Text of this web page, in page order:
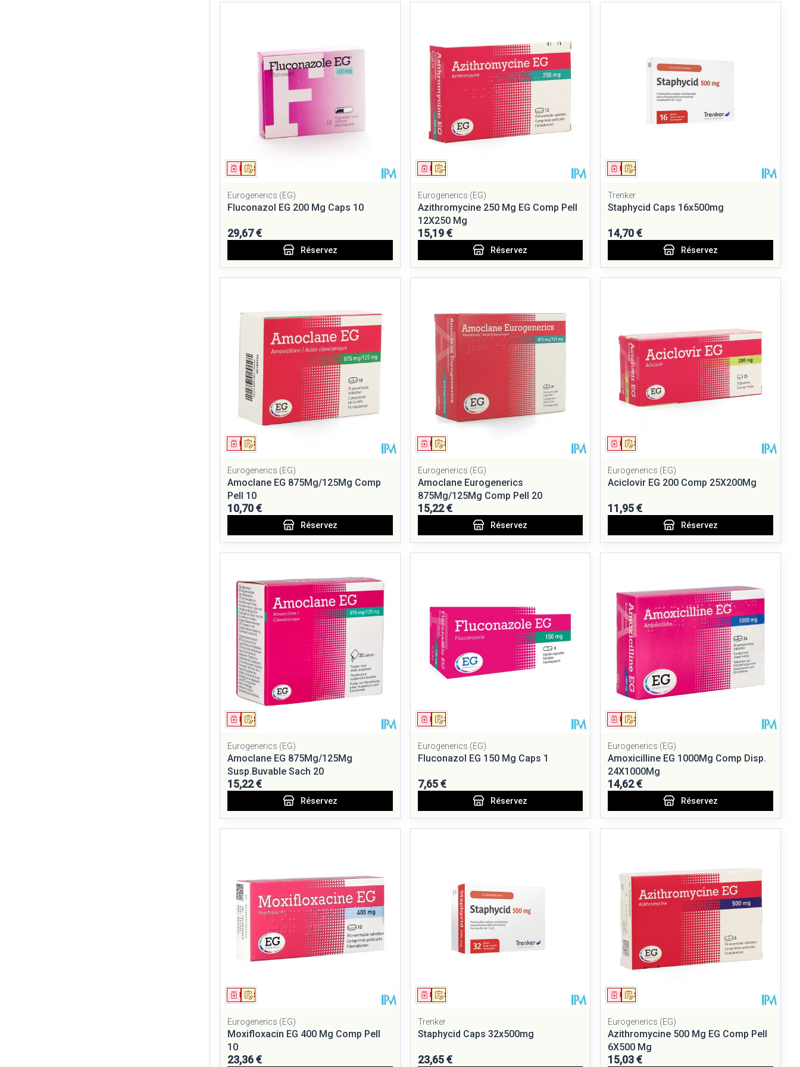
Sur prescription
Médicament
Eurogenerics (EG)
Fluconazol EG 200 Mg Caps 10
29,67 €
Réservez
Sur prescription
Médicament
Eurogenerics (EG)
Azithromycine 250 Mg EG Comp Pell
12X250 Mg
15,19 €
Réservez
Sur prescription
Médicament
Trenker
Staphycid Caps 16x500mg
14,70 €
Réservez
Sur prescription
Médicament
Eurogenerics (EG)
Amoclane EG 875Mg/125Mg Comp
Pell 10
10,70 €
Réservez
Sur prescription
Médicament
Eurogenerics (EG)
Amoclane Eurogenerics
875Mg/125Mg Comp Pell 20
15,22 €
Réservez
Sur prescription
Médicament
Eurogenerics (EG)
Aciclovir EG 200 Comp 25X200Mg
11,95 €
Réservez
Sur prescription
Médicament
Eurogenerics (EG)
Amoclane EG 875Mg/125Mg
Susp.Buvable Sach 20
15,22 €
Réservez
Sur prescription
Médicament
Eurogenerics (EG)
Fluconazol EG 150 Mg Caps 1
7,65 €
Réservez
Sur prescription
Médicament
Eurogenerics (EG)
Amoxicilline EG 1000Mg Comp Disp.
24X1000Mg
14,62 €
Réservez
Sur prescription
Médicament
Eurogenerics (EG)
Moxifloxacin EG 400 Mg Comp Pell
10
23,36 €
Sur prescription
Médicament
Trenker
Staphycid Caps 32x500mg
23,65 €
Sur prescription
Médicament
Eurogenerics (EG)
Azithromycine 500 Mg EG Comp Pell
6X500 Mg
15,03 €